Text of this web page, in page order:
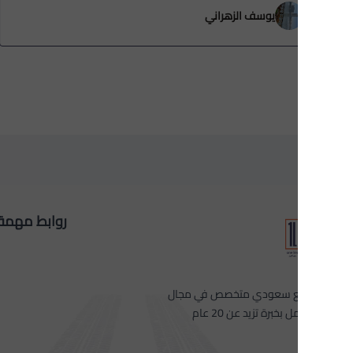
يوسف الزهراني
سعودي متخصص في مجال
بخبرة تزيد عن 20 عام
روابط مهمة